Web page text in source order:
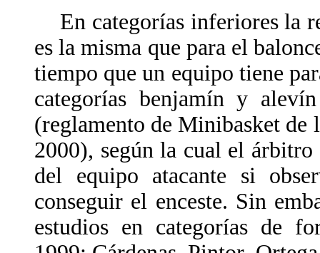
En categorías inferiores la
es la misma que para el
tiempo que un equipo tiene
categorías benjamín y
(reglamento de Minibasket de
2000), según la cual el
del equipo atacante si
conseguir el enceste. Sin
estudios en categorías de